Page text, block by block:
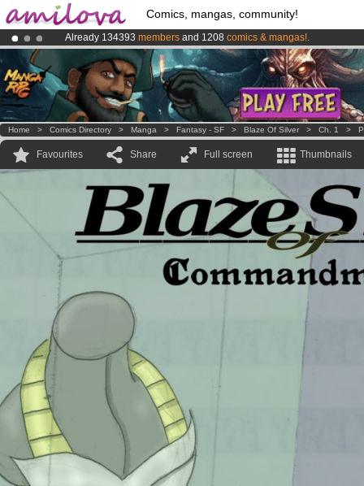
Comics, mangas, community!
Already 134393 members and 1208 comics & mangas!.
Premium membership from3.95 eurosper month !Get membership
AmilovaKickstarter is now LIVE!.
Home > Comics Directory > Manga > Fantasy - SF > Blaze Of Silver > Ch. 1 >
Favourites Share Full screen Thumbnails